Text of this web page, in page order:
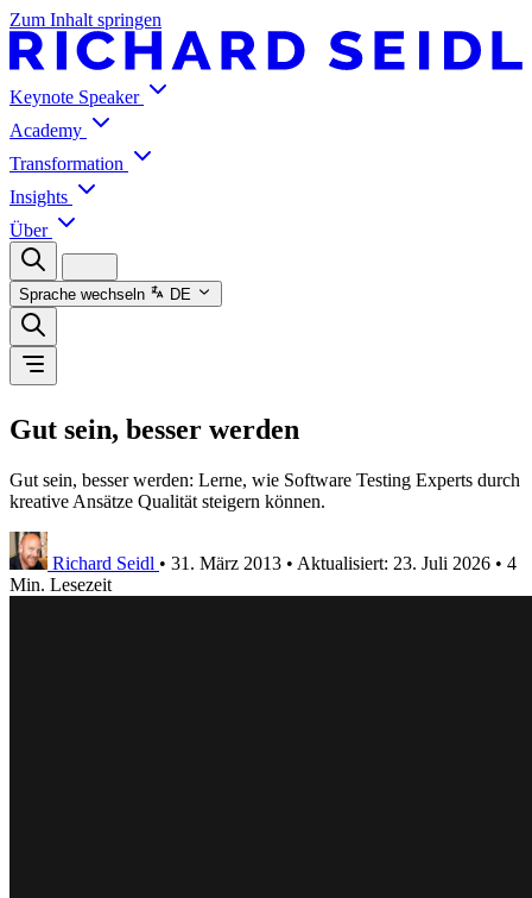
Zum Inhalt springen
Keynote Speaker
Academy
Transformation
Insights
Über
Sprache wechseln DE
Gut sein, besser werden
Gut sein, besser werden: Lerne, wie Software Testing Experts durch
kreative Ansätze Qualität steigern können.
Richard Seidl • 31. März 2013 • Aktualisiert: 23. Juli 2026 • 4
Min. Lesezeit